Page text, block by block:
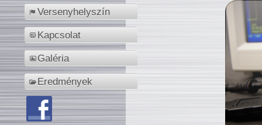
Versenyhelyszín
Kapcsolat
Galéria
Eredmények